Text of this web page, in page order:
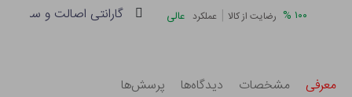
۱۰۰ % رضایت از کالا | عملکرد عالی گارانتی اصالت و سلامت
معرفی مشخصات دیدگاه‌ها پرسش‌ها